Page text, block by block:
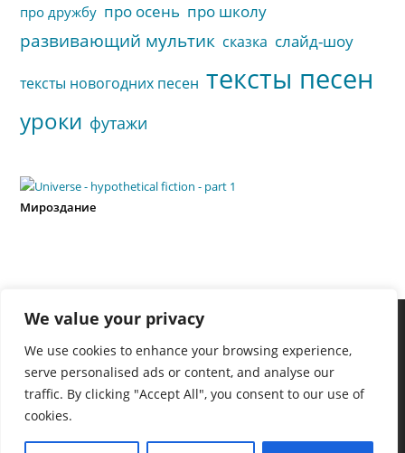
We value your privacy
We use cookies to enhance your browsing experience,
serve personalised ads or content, and analyse our
traffic. By clicking "Accept All", you consent to our use of
cookies.
про дружбу про осень про школу
развивающий мультик сказка слайд-шоу
тексты новогодних песен тексты песен
уроки футажи
Мироздание